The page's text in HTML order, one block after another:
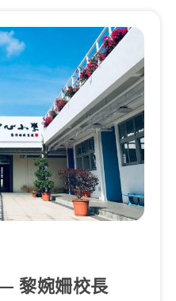
黎婉姍校長